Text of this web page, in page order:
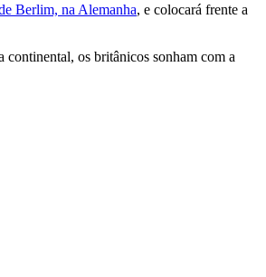
Berlim, na Alemanha, e colocará frente a
continental, os britânicos sonham com a